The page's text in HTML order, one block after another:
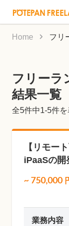
Home フリ
フリーラ
結果一覧
全5件中1-5件を
【リモー
iPaaSの開
~ 750,000
業務内容